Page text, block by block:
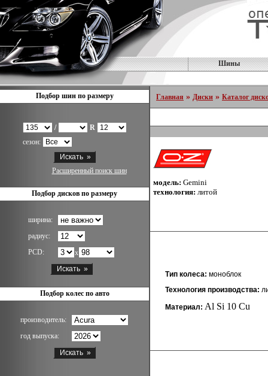
Шины
Подбор шин по размеру
/
R
сезон:
Расширенный поиск шин
Подбор дисков по размеру
ширина:
радиус:
PCD:
x
Подбор колес по авто
производитель:
год выпуска:
Главная » Диски » Каталог
модель: Gemini
технология: литой
Тип колеса: моноблок
Технология производства:
Материал: Al Si 10 Cu